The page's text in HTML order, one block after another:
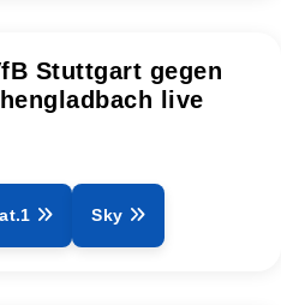
Stuttgart gegen
live
Sky